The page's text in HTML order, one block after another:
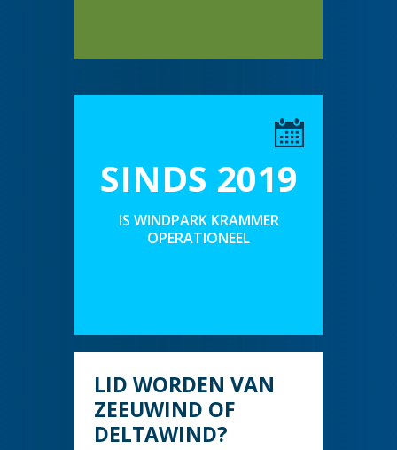
SINDS 2019
IS WINDPARK KRAMMER
OPERATIONEEL
LID WORDEN VAN
ZEEUWIND OF
DELTAWIND?